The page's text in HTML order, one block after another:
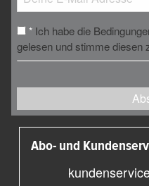
* Ich habe die
gelesen und stimme diesen
Abo- und